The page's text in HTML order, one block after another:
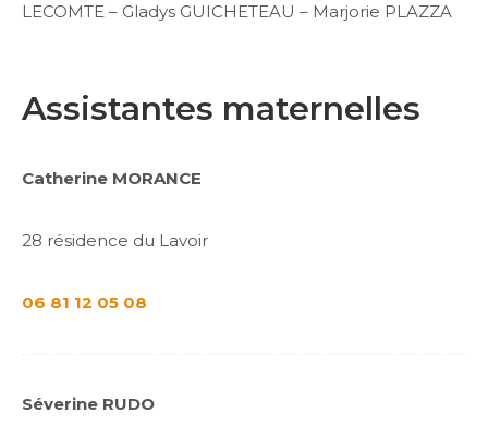
LECOMTE – Gladys GUICHETEAU – Marjorie PLAZZA
Assistantes maternelles
Catherine MORANCE
28 résidence du Lavoir
06 81 12 05 08
Séverine RUDO